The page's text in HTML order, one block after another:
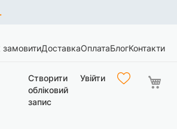
замовитиДоставкаОплатаБлогКонтакти
Створити
обліковий
запис
Увійти